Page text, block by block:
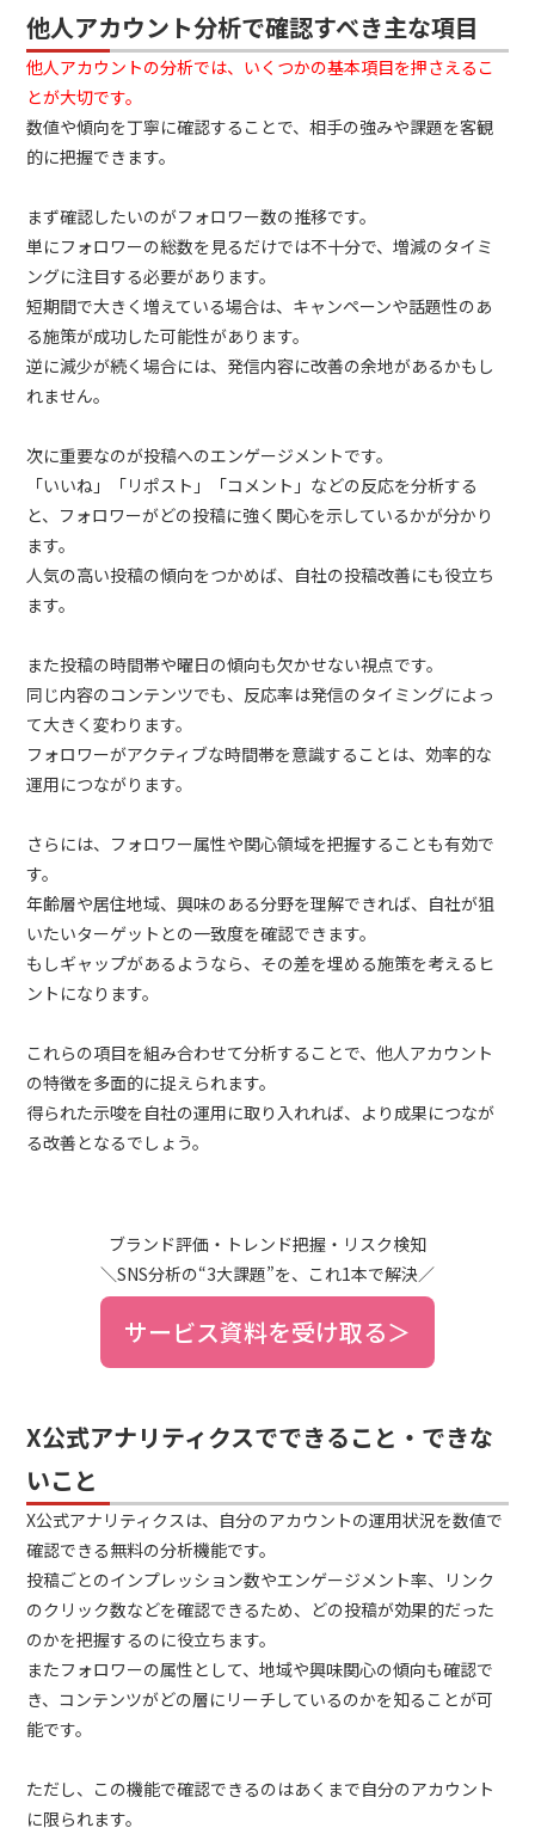
他人アカウント分析で確認すべき主な項目
他人アカウントの分析では、いくつかの基本項目を押さえるこ
とが大切です。
数値や傾向を丁寧に確認することで、相手の強みや課題を客観
的に把握できます。
まず確認したいのがフォロワー数の推移です。
単にフォロワーの総数を見るだけでは不十分で、増減のタイミ
ングに注目する必要があります。
短期間で大きく増えている場合は、キャンペーンや話題性のあ
る施策が成功した可能性があります。
逆に減少が続く場合には、発信内容に改善の余地があるかもし
れません。
次に重要なのが投稿へのエンゲージメントです。
「いいね」「リポスト」「コメント」などの反応を分析する
と、フォロワーがどの投稿に強く関心を示しているかが分かり
ます。
人気の高い投稿の傾向をつかめば、自社の投稿改善にも役立ち
ます。
また投稿の時間帯や曜日の傾向も欠かせない視点です。
同じ内容のコンテンツでも、反応率は発信のタイミングによっ
て大きく変わります。
フォロワーがアクティブな時間帯を意識することは、効率的な
運用につながります。
さらには、フォロワー属性や関心領域を把握することも有効で
す。
年齢層や居住地域、興味のある分野を理解できれば、自社が狙
いたいターゲットとの一致度を確認できます。
もしギャップがあるようなら、その差を埋める施策を考えるヒ
ントになります。
これらの項目を組み合わせて分析することで、他人アカウント
の特徴を多面的に捉えられます。
得られた示唆を自社の運用に取り入れれば、より成果につなが
る改善となるでしょう。
ブランド評価・トレンド把握・リスク検知
＼SNS分析の“3大課題”を、これ1本で解決／
サービス資料を受け取る＞
X公式アナリティクスでできること・できな
いこと
X公式アナリティクスは、自分のアカウントの運用状況を数値で
確認できる無料の分析機能です。
投稿ごとのインプレッション数やエンゲージメント率、リンク
のクリック数などを確認できるため、どの投稿が効果的だった
のかを把握するのに役立ちます。
またフォロワーの属性として、地域や興味関心の傾向も確認で
き、コンテンツがどの層にリーチしているのかを知ることが可
能です。
ただし、この機能で確認できるのはあくまで自分のアカウント
に限られます。